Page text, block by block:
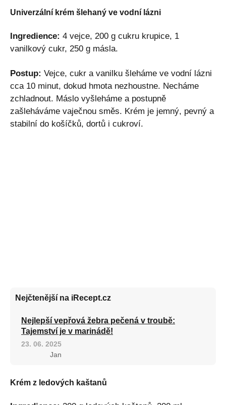
Univerzální krém šlehaný ve vodní lázni
Ingredience: 4 vejce, 200 g cukru krupice, 1
vanilkový cukr, 250 g másla.
Postup: Vejce, cukr a vanilku šleháme ve vodní lázni
cca 10 minut, dokud hmota nezhoustne. Necháme
zchladnout. Máslo vyšleháme a postupně
zašleháváme vaječnou směs. Krém je jemný, pevný a
stabilní do košíčků, dortů i cukroví.
Nejčtenější na iRecept.cz
Nejlepší vepřová žebra pečená v troubě:
Tajemství je v marinádě!
23. 06. 2025
Jan
Krém z ledových kaštanů